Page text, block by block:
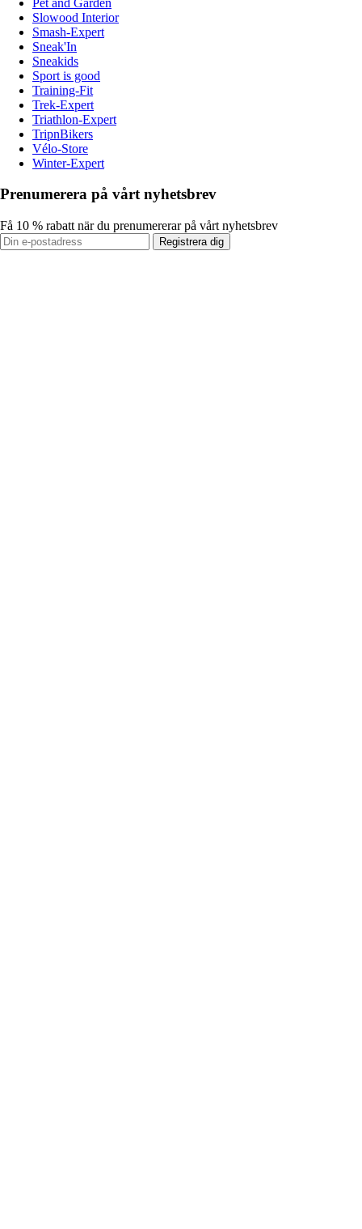
Slowood Interior
Smash-Expert
Sneak'In
Sneakids
Sport is good
Training-Fit
Trek-Expert
Triathlon-Expert
TripnBikers
Vélo-Store
Winter-Expert
Prenumerera på vårt nyhetsbrev
Få 10 % rabatt när du prenumererar på vårt nyhetsbrev
Registrera dig